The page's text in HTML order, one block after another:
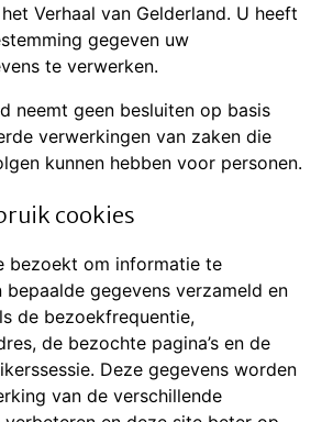
Verhaal van Gelderland. U heeft
gegeven uw
te verwerken.
neemt geen besluiten op basis
verwerkingen van zaken die
kunnen hebben voor personen.
cookies
bezoekt om informatie te
gegevens verzameld en
de bezoekfrequentie,
de bezochte pagina’s en de
Deze gegevens worden
van de verschillende